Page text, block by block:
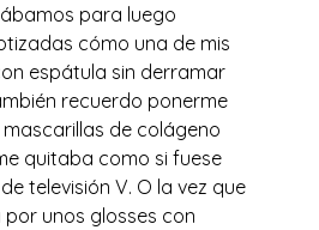
para luego
cómo una de mis
espátula sin derramar
recuerdo ponerme
de colágeno
quitaba como si fuese
televisión V. O la vez que
unos glosses con